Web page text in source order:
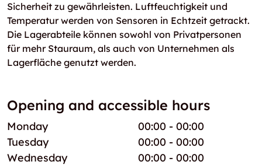
Sicherheit zu gewährleisten. Luftfeuchtigkeit und
Temperatur werden von Sensoren in Echtzeit getrackt.
Die Lagerabteile können sowohl von Privatpersonen
für mehr Stauraum, als auch von Unternehmen als
Lagerfläche genutzt werden.
Opening and accessible hours
Monday
00:00 - 00:00
Tuesday
00:00 - 00:00
Wednesday
00:00 - 00:00